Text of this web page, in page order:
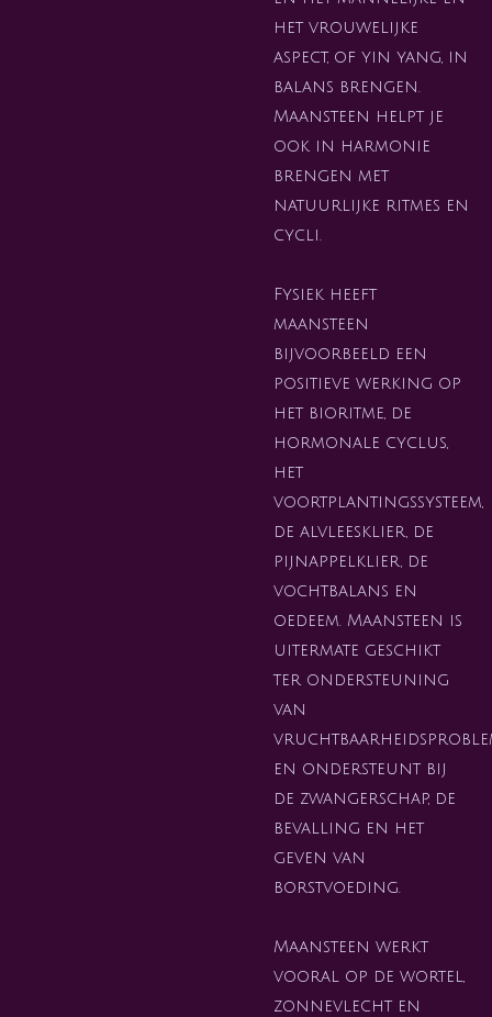
het vrouwelijke
aspect, of yin yang, in
balans brengen.
Maansteen helpt je
ook in harmonie
brengen met
natuurlijke ritmes en
cycli.
Fysiek heeft
maansteen
bijvoorbeeld een
positieve werking op
het bioritme, de
hormonale cyclus,
het
voortplantingssysteem,
de alvleesklier, de
pijnappelklier, de
vochtbalans en
oedeem. Maansteen is
uitermate geschikt
ter ondersteuning
van
en ondersteunt bij
de zwangerschap, de
bevalling en het
geven van
borstvoeding.
Maansteen werkt
vooral op de wortel,
zonnevlecht en